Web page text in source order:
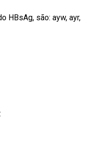
HBsAg, são: ayw, ayr,